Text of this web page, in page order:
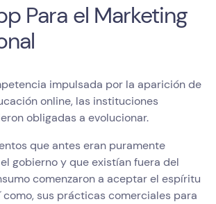
Para el Marketing
impulsada por la aparición de
online, las instituciones
obligadas a evolucionar.
que antes eran puramente
gobierno y que existían fuera del
comenzaron a aceptar el espíritu
sus prácticas comerciales para